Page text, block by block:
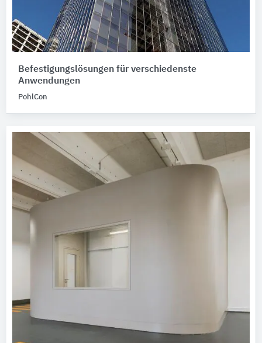
Befestigungslösungen für verschiedenste
Anwendungen
PohlCon